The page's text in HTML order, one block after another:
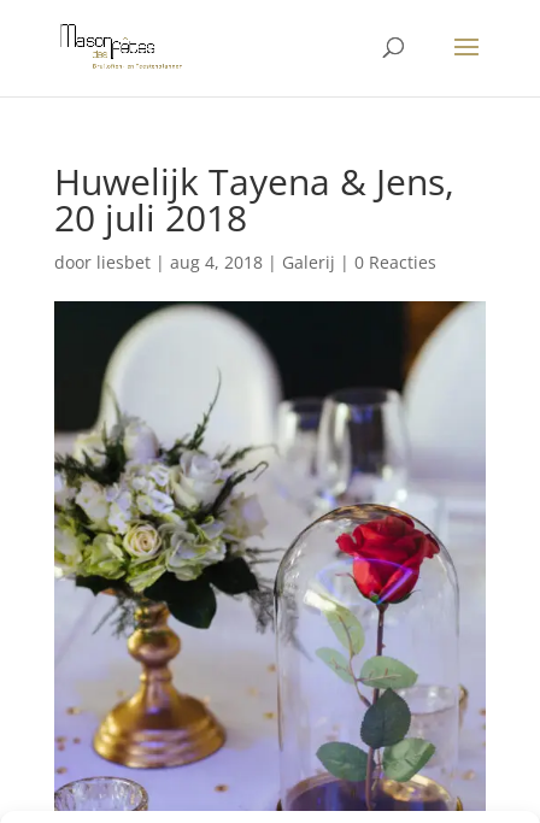
Huwelijk Tayena & Jens,
20 juli 2018
door liesbet| aug 4, 2018| Galerij | 0 Reacties